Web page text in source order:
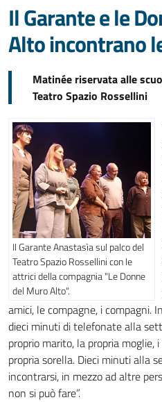
Il Garante e le
Alto incontrano
Matinée riservata alle
Teatro Spazio Rossellini
Il Garante Anastasìa sul palco del
Teatro Spazio Rossellini con le
attrici della compagnia "Le Donne
del Muro Alto".
amici, le compagne, i compagni.
dieci minuti di telefonate alla
proprio marito, la propria moglie,
propria sorella. Dieci minuti alla
incontrarsi, in mezzo ad altre
non si può fare”.